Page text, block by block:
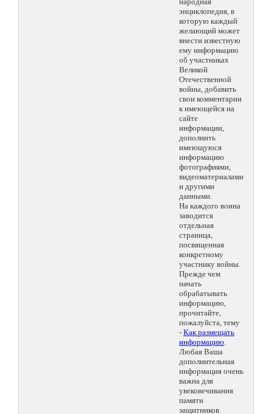
энциклопедия, в
которую каждый
желающий может
внести известную
ему информацию
об участниках
Великой
Отечественной
войны, добавить
свои комментарии
к имеющейся на
сайте
информации,
дополнить
имеющуюся
информацию
фотографиями,
видеоматериалами
и другими
данными.
На каждого воина
заводится
отдельная
страница,
посвященная
конкретному
участнику войны.
Прежде чем
начать
обрабатывать
информацию,
прочитайте,
пожалуйста, тему
- Как размещать
информацию.
Любая Ваша
дополнительная
информация очень
важна для
увековечивания
памяти
защитников